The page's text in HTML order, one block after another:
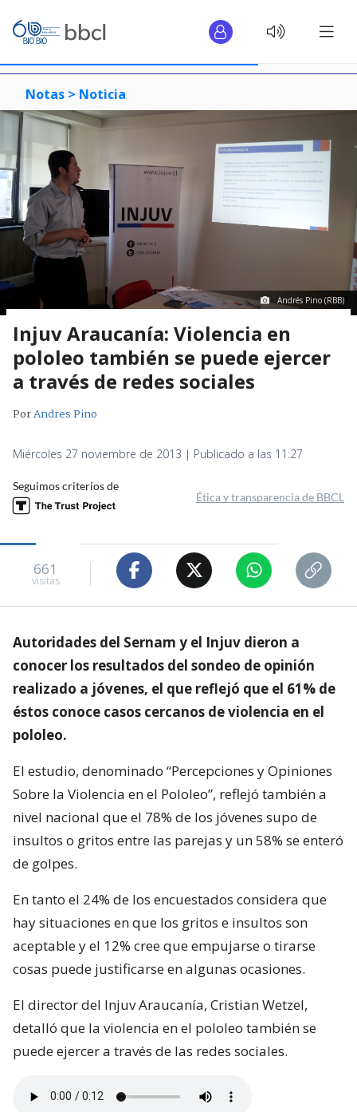
Notas > Noticia
Andrés Pino (RBB)
Injuv Araucanía: Violencia en
pololeo también se puede ejercer
a través de redes sociales
PorAndres Pino
Miércoles 27 noviembre de 2013 | Publicado a las 11:27
Seguimos criterios de
Ética y transparencia de BBCL
661
visitas
Autoridades del Sernam y el Injuv dieron a
conocer los resultados del sondeo de opinión
realizado a jóvenes, el que reflejó que el 61% de
éstos conoce casos cercanos de violencia en el
pololeo.
El estudio, denominado “Percepciones y Opiniones
Sobre la Violencia en el Pololeo”, reflejó también a
nivel nacional que el 78% de los jóvenes supo de
insultos o gritos entre las parejas y un 58% se enteró
de golpes.
En tanto el 24% de los encuestados considera que
hay situaciones en que los gritos e insultos son
aceptable y el 12% cree que empujarse o tirarse
cosas puede justificarse en algunas ocasiones.
El director del Injuv Araucanía, Cristian Wetzel,
detalló que la violencia en el pololeo también se
puede ejercer a través de las redes sociales.